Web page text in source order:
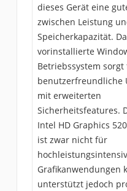
dieses Gerät eine
zwischen Leistung
Speicherkapazität.
vorinstallierte
Betriebssystem
benutzerfreundliche
mit erweiterten
Sicherheitsfeatures.
Intel HD Graphics
ist zwar nicht für
Grafikanwendungen
unterstützt jedoch